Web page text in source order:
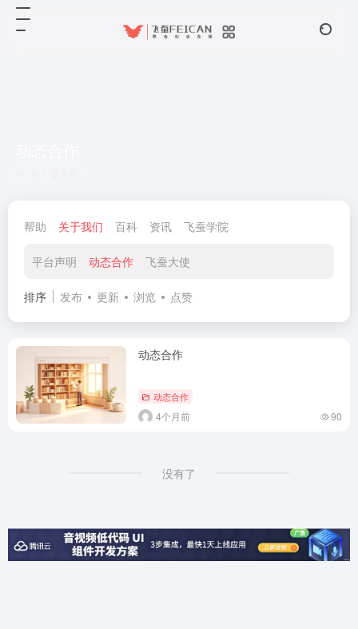
帮助 关于我们 百科 资讯 飞蚕学院
平台声明 动态合作 飞蚕大使
排序 发布 更新 浏览 点赞
动态合作
动态合作
4个月前 90
没有了